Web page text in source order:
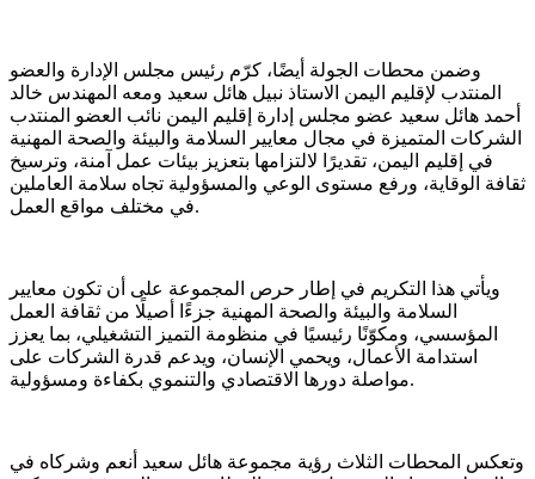
وضمن محطات الجولة أيضًا، كرّم رئيس مجلس الإدارة والعضو
المنتدب لإقليم اليمن الاستاذ نبيل هائل سعيد ومعه المهندس خالد
أحمد هائل سعيد عضو مجلس إدارة إقليم اليمن نائب العضو المنتدب
الشركات المتميزة في مجال معايير السلامة والبيئة والصحة المهنية
في إقليم اليمن، تقديرًا لالتزامها بتعزيز بيئات عمل آمنة، وترسيخ
ثقافة الوقاية، ورفع مستوى الوعي والمسؤولية تجاه سلامة العاملين
في مختلف مواقع العمل.
ويأتي هذا التكريم في إطار حرص المجموعة على أن تكون معايير
السلامة والبيئة والصحة المهنية جزءًا أصيلًا من ثقافة العمل
المؤسسي، ومكوّنًا رئيسيًا في منظومة التميز التشغيلي، بما يعزز
استدامة الأعمال، ويحمي الإنسان، ويدعم قدرة الشركات على
مواصلة دورها الاقتصادي والتنموي بكفاءة ومسؤولية.
وتعكس المحطات الثلاث رؤية مجموعة هائل سعيد أنعم وشركاه في